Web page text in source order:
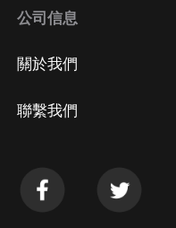
公司信息
關於我們
聯繫我們